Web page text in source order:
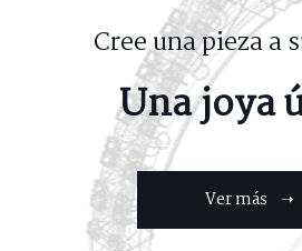
Cree una pieza a
Una joya
Ver más ➝